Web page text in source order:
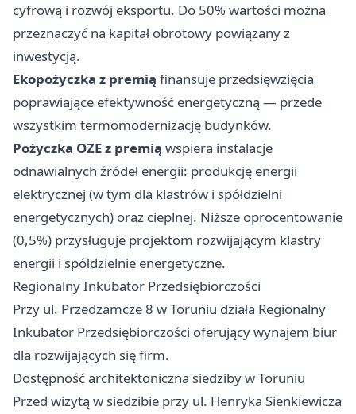
cyfrową i rozwój eksportu. Do 50% wartości można
przeznaczyć na kapitał obrotowy powiązany z
inwestycją.
Ekopożyczka z premią finansuje przedsięwzięcia
poprawiające efektywność energetyczną — przede
wszystkim termomodernizację budynków.
Pożyczka OZE z premią wspiera instalacje
odnawialnych źródeł energii: produkcję energii
elektrycznej (w tym dla klastrów i spółdzielni
energetycznych) oraz cieplnej. Niższe oprocentowanie
(0,5%) przysługuje projektom rozwijającym klastry
energii i spółdzielnie energetyczne.
Regionalny Inkubator Przedsiębiorczości
Przy ul. Przedzamcze 8 w Toruniu działa Regionalny
Inkubator Przedsiębiorczości oferujący wynajem biur
dla rozwijających się firm.
Dostępność architektoniczna siedziby w Toruniu
Przed wizytą w siedzibie przy ul. Henryka Sienkiewicza